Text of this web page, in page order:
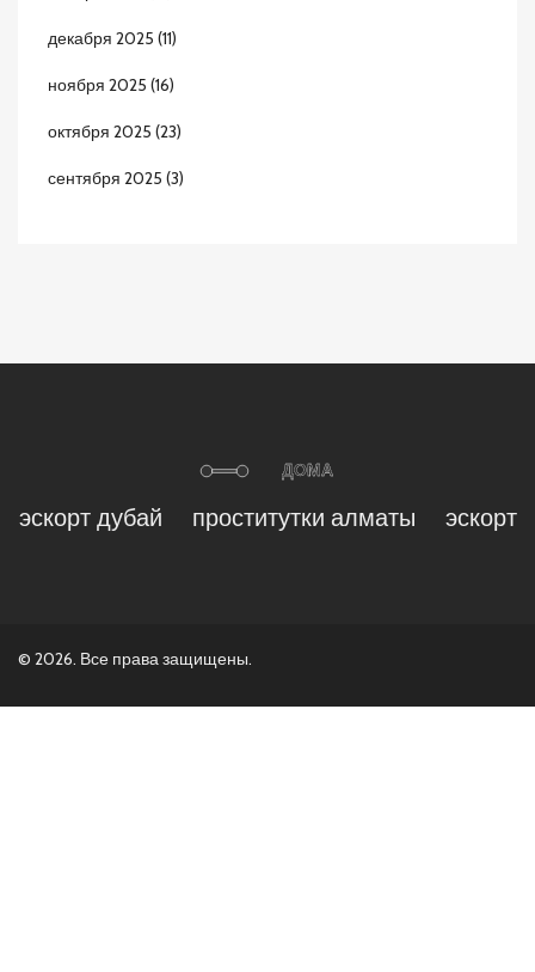
декабря 2025 (11)
ноября 2025 (16)
октября 2025 (23)
сентября 2025 (3)
эскорт дубай проститутки алматы эскорт
© 2026. Все права защищены.